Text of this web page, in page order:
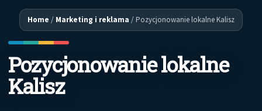
Home / Marketing i reklama /Pozycjonowanie lokalne Kalisz
Pozycjonowanie lokalne
Kalisz